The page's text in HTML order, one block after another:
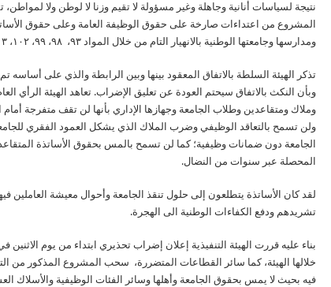
نتيجة لسياسات أنانية وجاهلة وغير مسؤولة لا تقيم وزنا لا لوطن ولا لمواطن،
المشروع من اعتداءات صارخة على حقوق الوظيفة العامة وعلى حقوق
ومدارسها وجامعتها الوطنية بالانهيار التام من خلال المواد ٩٣، ٩٨، ٩٩، ١٠٢، ١٠٣، ١٠٥، ١٠٦، ١٠٧، و١٠٨.
وبأن النكث بالاتفاق سيحتم العودة عن تعليق الإضراب. تعاهد الهيئة الرأي
وملاك ومتقاعدين وطلاب الجامعة وجهازها الإداري بأنها لن تقف متفرجة أمام
ولن تسمح بالتعاقد الوظيفي وضرب الملاك الذي يشكل العمود الفقري
الجامعة دون ضمانات وظيفية؛ كما لن تسمح بالمس بحقوق الأساتذة
المحصلة عبر سنوات من النضال.
لقد كان الأساتذة يتطلعون إلى حلول تنقذ الجامعة وأحوال معيشة العاملين
تشريدهم ودفع الكفاءات الوطنية الى الهجرة.
خلالها الهيئة، كما سائر القطاعات المتضررة، سحب المشروع المذكور من
فيه بحيث لا يمس بحقوق الجامعة وأهلها وسائر الفئات الوظيفية والأسلاك